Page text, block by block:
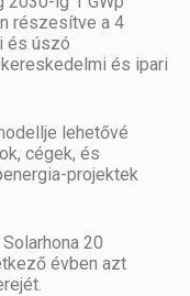
részesítve a 4
és úszó
és ipari
lehetővé
cégek, és
projektek
20
évben azt